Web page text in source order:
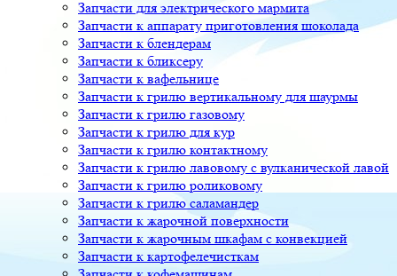
Запчасти для электрического мармита
Запчасти к аппарату приготовления шоколада
Запчасти к блендерам
Запчасти к бликсеру
Запчасти к вафельнице
Запчасти к грилю вертикальному для шаурмы
Запчасти к грилю газовому
Запчасти к грилю для кур
Запчасти к грилю контактному
Запчасти к грилю лавовому с вулканической лавой
Запчасти к грилю роликовому
Запчасти к грилю саламандер
Запчасти к жарочной поверхности
Запчасти к жарочным шкафам с конвекцией
Запчасти к картофелечисткам